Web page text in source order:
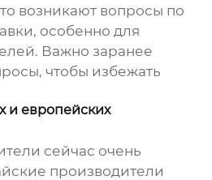
возникают вопросы по
особенно для
Важно заранее
чтобы избежать
и европейских
сейчас очень
производители